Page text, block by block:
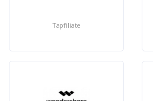
Tapfiliate